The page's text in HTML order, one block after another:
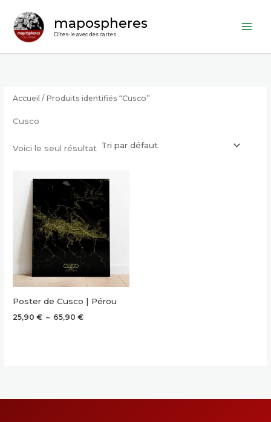
contenu
mapospheres
Dîtes-le avec des cartes
Accueil / Produits identifiés “Cusco”
Cusco
Voici le seul résultat
Poster de Cusco | Pérou
25,90€ – 65,90€Plage